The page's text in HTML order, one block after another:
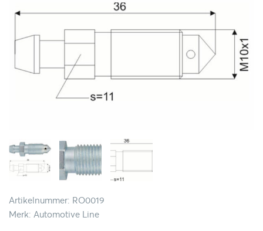
Artikelnummer: RO0019
Merk: Automotive Line